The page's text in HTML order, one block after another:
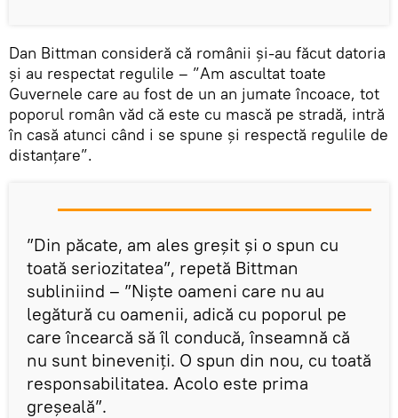
Dan Bittman consideră că românii și-au făcut datoria
și au respectat regulile – ”Am ascultat toate
Guvernele care au fost de un an jumate încoace, tot
poporul român văd că este cu mască pe stradă, intră
în casă atunci când i se spune şi respectă regulile de
distanţare”.
”Din păcate, am ales greşit şi o spun cu
toată seriozitatea”, repetă Bittman
subliniind – ”Nişte oameni care nu au
legătură cu oamenii, adică cu poporul pe
care încearcă să îl conducă, înseamnă că
nu sunt bineveniţi. O spun din nou, cu toată
responsabilitatea. Acolo este prima
greşeală”.